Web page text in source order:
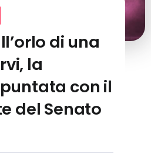
di una
la
con il
del Senato